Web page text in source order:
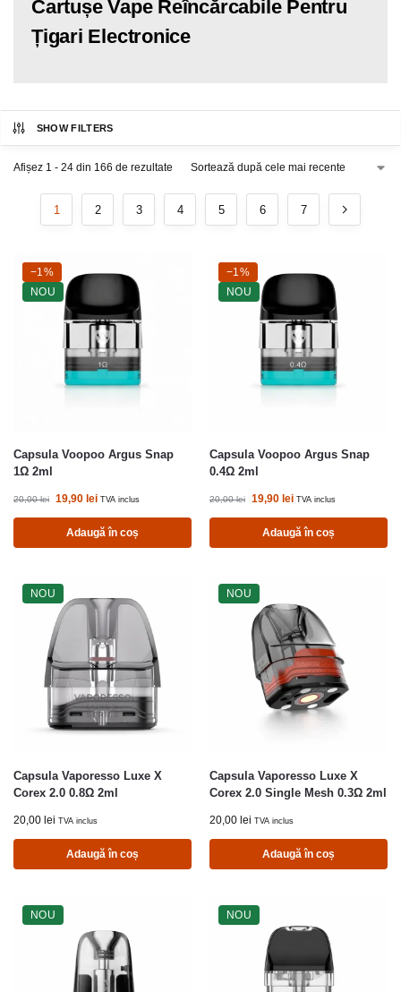
Cartușe Vape Reîncărcabile Pentru
Țigari Electronice
SHOW FILTERS
Afișez 1 - 24 din 166 de rezultate
1 2 3 4 5 6 7
-1%
−1%
NOU
Capsula Voopoo Argus Snap
1Ω 2ml
20,00lei 19,90 lei TVA inclus
Adaugă în coș
-1%
−1%
NOU
Capsula Voopoo Argus Snap
0.4Ω 2ml
20,00lei 19,90 lei TVA inclus
Adaugă în coș
NOU
Capsula Vaporesso Luxe X
Corex 2.0 0.8Ω 2ml
20,00 lei TVA inclus
Adaugă în coș
NOU
Capsula Vaporesso Luxe X
Corex 2.0 Single Mesh 0.3Ω 2ml
20,00 lei TVA inclus
Adaugă în coș
NOU NOU